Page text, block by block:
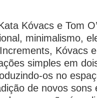
Kóvacs e Tom
minimalismo,
Kóvacs e
simples em
os no
de novos sons